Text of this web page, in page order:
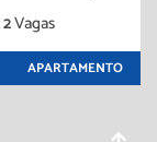
2Vagas
APARTAMENTO